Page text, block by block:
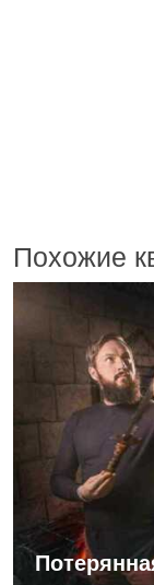
Похожие